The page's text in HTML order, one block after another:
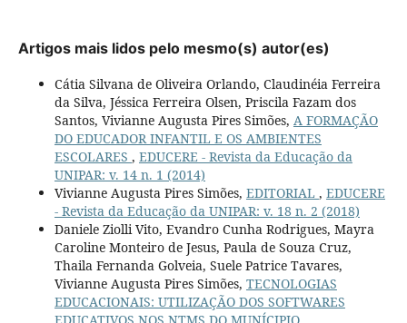
Artigos mais lidos pelo mesmo(s) autor(es)
Cátia Silvana de Oliveira Orlando, Claudinéia Ferreira
da Silva, Jéssica Ferreira Olsen, Priscila Fazam dos
Santos, Vivianne Augusta Pires Simões, A FORMAÇÃO
DO EDUCADOR INFANTIL E OS AMBIENTES
ESCOLARES , EDUCERE - Revista da Educação da
UNIPAR: v. 14 n. 1 (2014)
Vivianne Augusta Pires Simões, EDITORIAL , EDUCERE
- Revista da Educação da UNIPAR: v. 18 n. 2 (2018)
Daniele Ziolli Vito, Evandro Cunha Rodrigues, Mayra
Caroline Monteiro de Jesus, Paula de Souza Cruz,
Thaila Fernanda Golveia, Suele Patrice Tavares,
Vivianne Augusta Pires Simões, TECNOLOGIAS
EDUCACIONAIS: UTILIZAÇÃO DOS SOFTWARES